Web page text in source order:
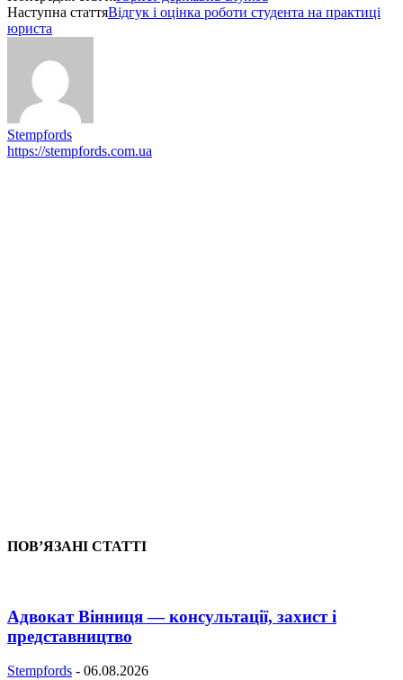
Наступна статтяВідгук і оцінка роботи студента на практиці
юриста
Stempfords
https://stempfords.com.ua
ПОВ’ЯЗАНІ СТАТТІ
Адвокат Вінниця — консультації, захист і
представництво
Stempfords - 06.08.2026